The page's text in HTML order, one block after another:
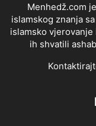
Menhedž.com
islamskog znanja
islamsko
ih shvatili